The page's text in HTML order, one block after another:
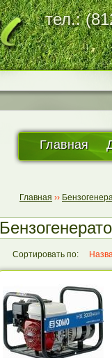
тел.:
Главная
Главная ››
Сортировать по: